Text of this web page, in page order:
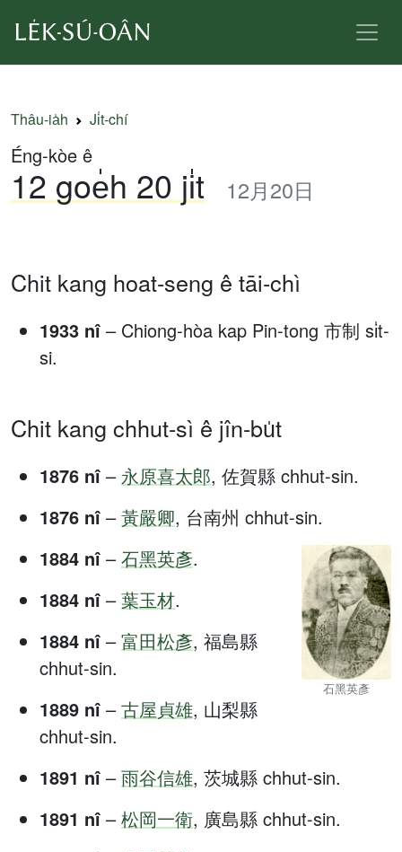
Thâu-ia̍h Ji̍t-chí
Éng-kòe ê
12 goe̍h 20 ji̍t 12月20日
Chit kang hoat-seng ê tāi-chì
1933 nî – Chiong-hòa kap Pin-tong 市制 si̍t-
si.
Chit kang chhut-sì ê jîn-bu̍t
1876 nî – 永原喜太郎, 佐賀縣 chhut-sin.
1876 nî – 黃嚴卿, 台南州 chhut-sin.
石黑英彥
1884 nî – 石黑英彥.
1884 nî – 葉玉材.
1884 nî – 富田松彥, 福島縣
chhut-sin.
1889 nî – 古屋貞雄, 山梨縣
chhut-sin.
1891 nî – 雨谷信雄, 茨城縣 chhut-sin.
1891 nî – 松岡一衛, 廣島縣 chhut-sin.